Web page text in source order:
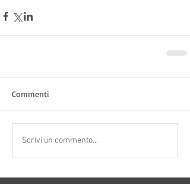
Commenti
Scrivi un commento...